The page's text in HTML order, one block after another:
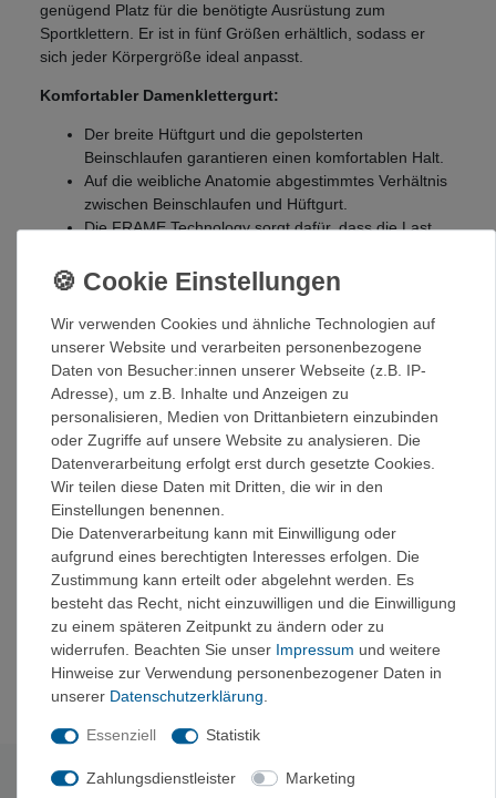
genügend Platz für die benötigte Ausrüstung zum
Sportklettern. Er ist in fünf Größen erhältlich, sodass er
sich jeder Körpergröße ideal anpasst.
Komfortabler Damenklettergurt:
Der breite Hüftgurt und die gepolsterten
Beinschlaufen garantieren einen komfortablen Halt.
Auf die weibliche Anatomie abgestimmtes Verhältnis
zwischen Beinschlaufen und Hüftgurt.
Die FRAME Technology sorgt dafür, dass die Last
wird.
Zwei starre Materialschlaufen vorne zum einfachen
Ein- und Aushängen der Expresssets.
Zwei flexible Materialschlaufen hinten, die dafür
sorgen, dass das Material nach vorne zeigt, und die
beim Tragen eines Rucksacks nicht drücken.
Eine rückseitige Schlaufe zum Befestigen von
Zubehör (Chalkbag, Schuhe, Schließring, Zugseil
usw.).
Kompatibel mit dem Gerätehalter CARITOOL EVO
zum Transportieren von Eisschrauben.
Umweltschonendes Design: Außenmaterial des
Hüftgurts und der Beinschlaufen aus recyceltem
Polyester.
Technische Daten
Wir verwenden Cookies und ähnliche Technologien auf
unserer Website und verarbeiten personenbezogene
Daten von Besucher:innen unserer Webseite (z.B. IP-
Adresse), um z.B. Inhalte und Anzeigen zu
personalisieren, Medien von Drittanbietern einzubinden
oder Zugriffe auf unsere Website zu analysieren. Die
Datenverarbeitung erfolgt erst durch gesetzte Cookies.
Wir teilen diese Daten mit Dritten, die wir in den
Einstellungen benennen.
Die Datenverarbeitung kann mit Einwilligung oder
aufgrund eines berechtigten Interesses erfolgen. Die
Zustimmung kann erteilt oder abgelehnt werden. Es
besteht das Recht, nicht einzuwilligen und die Einwilligung
zu einem späteren Zeitpunkt zu ändern oder zu
widerrufen. Beachten Sie unser Impressum und weitere
Hinweise zur Verwendung personenbezogener Daten in
unserer Daten­schutz­erklärung.
Essenziell Statistik
Zahlungsdienstleister Marketing